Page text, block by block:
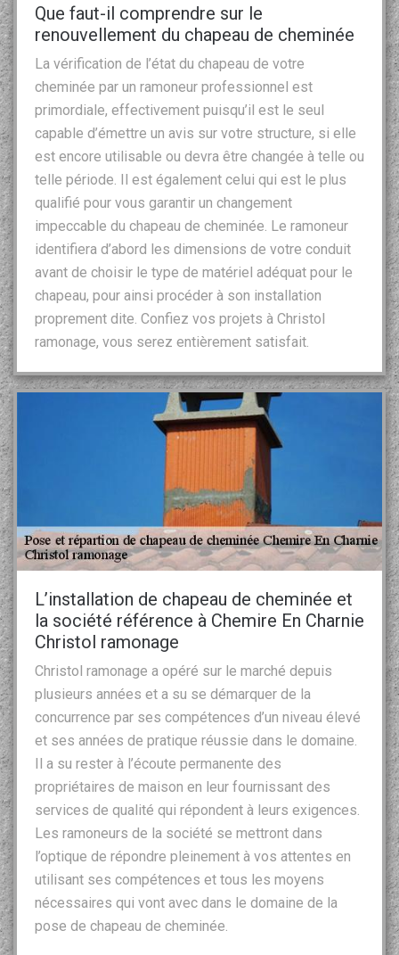
Que faut-il comprendre sur le
renouvellement du chapeau de cheminée
La vérification de l’état du chapeau de votre
cheminée par un ramoneur professionnel est
primordiale, effectivement puisqu’il est le seul
capable d’émettre un avis sur votre structure, si elle
est encore utilisable ou devra être changée à telle ou
telle période. Il est également celui qui est le plus
qualifié pour vous garantir un changement
impeccable du chapeau de cheminée. Le ramoneur
identifiera d’abord les dimensions de votre conduit
avant de choisir le type de matériel adéquat pour le
chapeau, pour ainsi procéder à son installation
proprement dite. Confiez vos projets à Christol
ramonage, vous serez entièrement satisfait.
L’installation de chapeau de cheminée et
la société référence à Chemire En Charnie
Christol ramonage
Christol ramonage a opéré sur le marché depuis
plusieurs années et a su se démarquer de la
concurrence par ses compétences d’un niveau élevé
et ses années de pratique réussie dans le domaine.
Il a su rester à l’écoute permanente des
propriétaires de maison en leur fournissant des
services de qualité qui répondent à leurs exigences.
Les ramoneurs de la société se mettront dans
l’optique de répondre pleinement à vos attentes en
utilisant ses compétences et tous les moyens
nécessaires qui vont avec dans le domaine de la
pose de chapeau de cheminée.